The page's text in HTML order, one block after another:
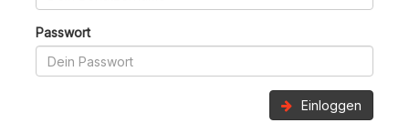
Passwort
Einloggen